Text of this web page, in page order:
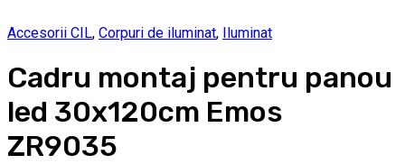
Accesorii CIL, Corpuri de iluminat, Iluminat
Cadru montaj pentru panou
led 30x120cm Emos
ZR9035